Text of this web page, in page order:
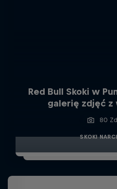
Red Bull Skoki w
galerię zdjęć z
80
SKOKI